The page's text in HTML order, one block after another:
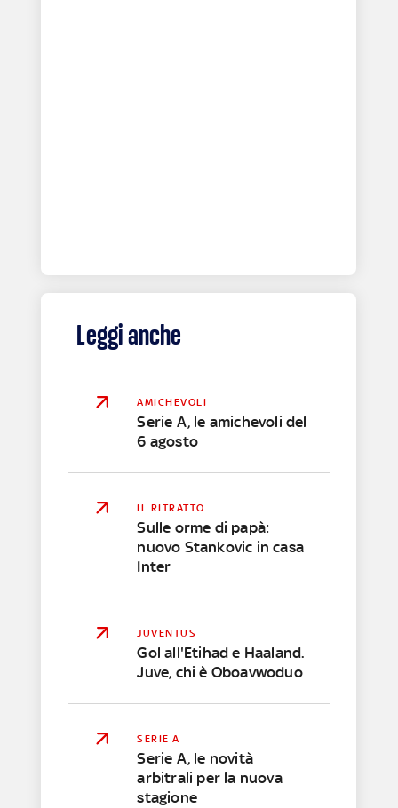
Leggi anche
AMICHEVOLI
Serie A, le amichevoli del
6 agosto
IL RITRATTO
Sulle orme di papà:
nuovo Stankovic in casa
Inter
JUVENTUS
Gol all'Etihad e Haaland.
Juve, chi è Oboavwoduo
SERIE A
Serie A, le novità
arbitrali per la nuova
stagione